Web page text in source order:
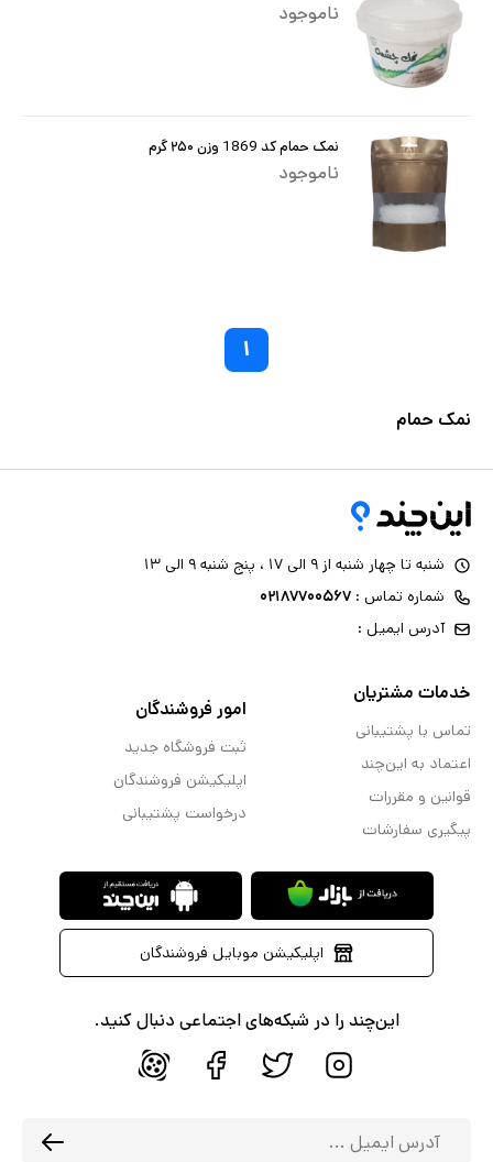
ناموجود
نمک حمام کد 1869 وزن ۲۵۰ گرم
ناموجود
۱
نمک حمام
شنبه تا چهار شنبه از ۹ الی ۱۷ ، پنج شنبه ۹ الی ۱۳
شماره تماس : ۰۲۱۸۷۷۰۰۵۶۷
آدرس ایمیل :
خدمات مشتریان
تماس با پشتیبانی
اعتماد به این‌چند
قوانین و مقررات
پیگیری سفارشات
امور فروشندگان
ثبت فروشگاه جدید
اپلیکیشن فروشندگان
درخواست پشتیبانی
اپلیکیشن موبایل فروشندگان
این‌چند را در شبکه‌های اجتماعی دنبال کنید.